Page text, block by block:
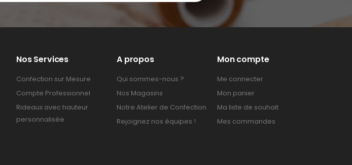
Nos Services
Confection sur Mesure
Compte Professionnel
Rideaux avec hauteur
personnalisée
A propos
Qui sommes-nous ?
Nos Magasins
Notre Atelier de Confection
Rejoignez nos équipes !
Mon compte
Me connecter
Mon panier
Ma liste de souhait
Mes commandes